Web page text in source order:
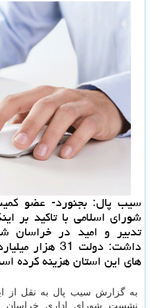
سیب پال: بجنورد- عضو
شورای اسلامی با تاكید بر
تدبیر و امید در خراسان
داشت: دولت 31
های این استان هزینه كرده
به گزارش سیب پال به نقل از
نشست شورای اداری خراسان